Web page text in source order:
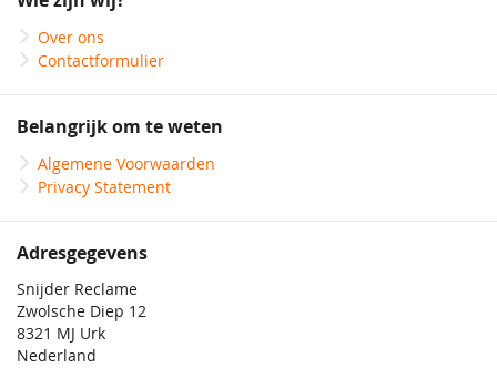
nieuwsbrief
Over ons
Contactformulier
Belangrijk om te weten
Algemene Voorwaarden
Privacy Statement
Adresgegevens
Snijder Reclame
Zwolsche Diep 12
8321 MJ Urk
Nederland